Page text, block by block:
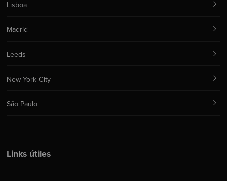
Links útiles
Lisboa
Madrid
Leeds
New York City
São Paulo